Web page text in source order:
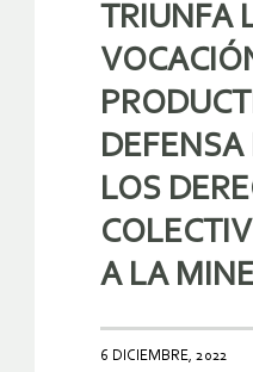
TRIUNFA
DEFENSA
LOS
A LA
6 DICIEMBRE, 2022